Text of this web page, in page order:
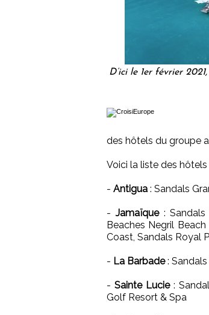
D’ici le 1er février
des hôtels du groupe
Voici la liste des
- Antigua : Sandals
- Jamaïque: Sandals
Beaches Negril
Coast, Sandals Royal
- La Barbade:
-Sainte Lucie:
Golf Resort & Spa